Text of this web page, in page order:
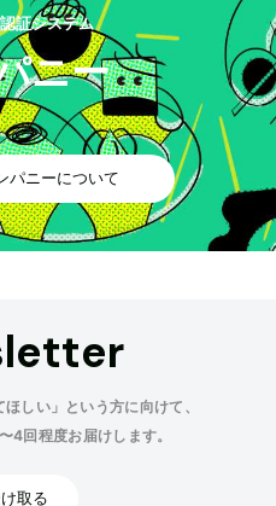
証システム
ニー
パニーについて
しい」という方に向けて、
4回程度お届けします。
取る